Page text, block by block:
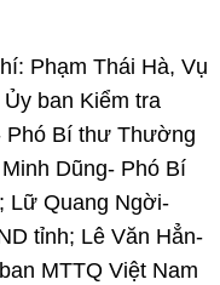
Phạm Thái Hà, Vụ
ban Kiểm tra
Phó Bí thư Thường
Dũng- Phó Bí
Lữ Quang Ngời-
tỉnh; Lê Văn Hẳn-
MTTQ Việt Nam